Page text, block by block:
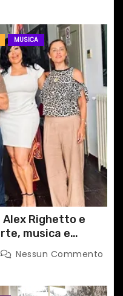
MUSICA
Righetto e
musica e
Nessun Commento